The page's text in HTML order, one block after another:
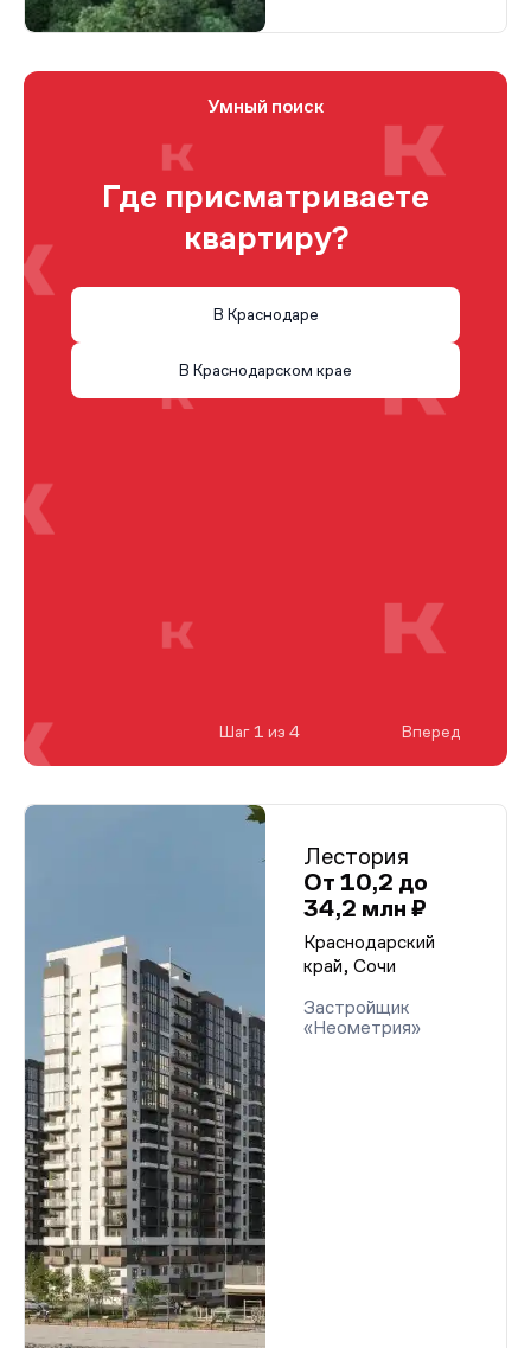
Лестория
От 10,2 до
34,2 млн ₽
Краснодарский
край, Сочи
Застройщик
«Неометрия»
Умный поиск
Где присматриваете
квартиру?
В Краснодаре
В Краснодарском крае
Шаг 1 из 4 Вперед